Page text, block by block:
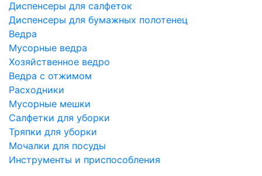
Диспенсеры для салфеток
Диспенсеры для бумажных полотенец
Ведра
Мусорные ведра
Хозяйственное ведро
Ведра с отжимом
Расходники
Мусорные мешки
Салфетки для уборки
Тряпки для уборки
Мочалки для посуды
Инструменты и приспособления